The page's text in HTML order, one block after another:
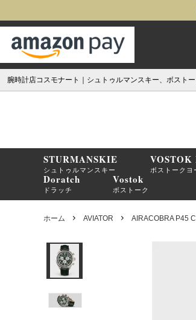
腕時計店コスモナート｜シュトゥルマンスキー、ボスト
STURMANSKIE
シュトゥルマンスキー
VOSTOK
ボストークヨ
Doratch
ドラッチ
Vostok
ボストーク
ホーム AVIATOR AIRACOBRA P45